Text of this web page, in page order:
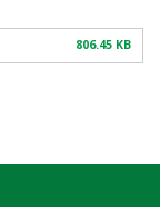
806.45 KB